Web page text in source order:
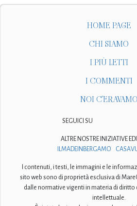
HOME PAGE
CHI SIAMO
I PIÙ LETTI
I COMMENTI
NOI C'ERAVAMO
SEGUICI SU
ALTRE NOSTRE INIZIATIVE
ILMADEINBERGAMO
I contenuti, i testi, le immagini e le
sito web sono di proprietà esclusiva di
dalle normative vigenti in materia di diritto
intellettuale.